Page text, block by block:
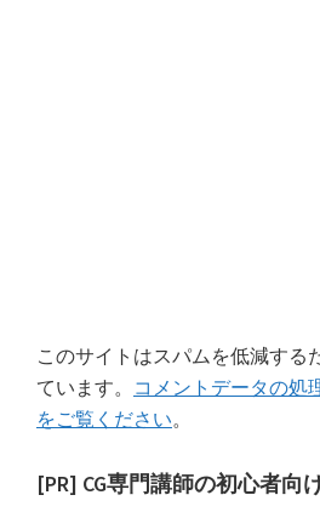
このサイトはスパムを低減する
ています。 コメントデータの処
をご覧ください。
最
[PR] CG専門講師の初心者向